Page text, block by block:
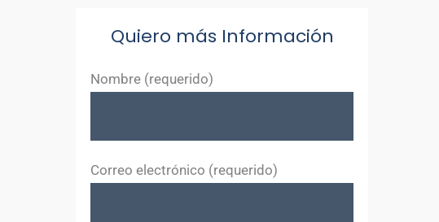
Quiero más Información
Nombre (requerido)
Correo electrónico (requerido)